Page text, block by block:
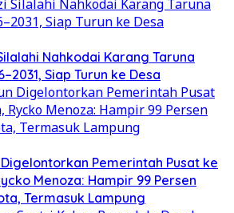
Nahkodai Karang Taruna
Siap Turun ke Desa
Pemerintah Pusat ke
Menoza: Hampir 99 Persen
Termasuk Lampung